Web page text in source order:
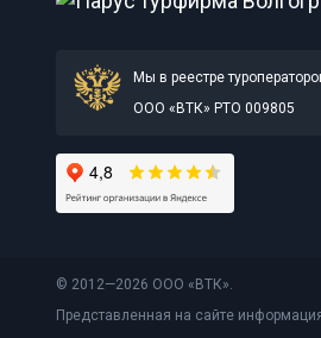
Мы в реестре
ООО «ВТК» РТО 009805
© 2012—2026 ООО «ВТК».
Представленная на сайте